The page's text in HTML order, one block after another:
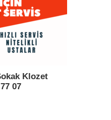
Klozet
07